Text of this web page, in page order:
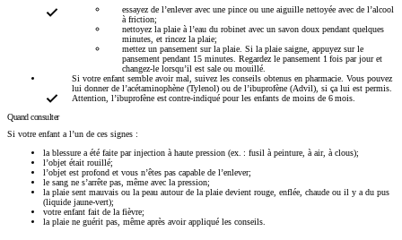
essayez de l’enlever avec une pince ou une aiguille nettoyée avec de l’alcool
à friction;
nettoyez la plaie à l’eau du robinet avec un savon doux pendant quelques
minutes, et rincez la plaie;
mettez un pansement sur la plaie. Si la plaie saigne, appuyez sur le
pansement pendant 15 minutes. Regardez le pansement 1 fois par jour et
changez-le lorsqu’il est sale ou mouillé.
Si votre enfant semble avoir mal, suivez les conseils obtenus en pharmacie. Vous pouvez
lui donner de l’acétaminophène (Tylenol) ou de l’ibuprofène (Advil), si ça lui est permis.
Attention, l’ibuprofène est contre-indiqué pour les enfants de moins de 6 mois.
Quand consulter
Si votre enfant a l’un de ces signes :
la blessure a été faite par injection à haute pression (ex. : fusil à peinture, à air, à clous);
l’objet était rouillé;
l’objet est profond et vous n’êtes pas capable de l’enlever;
le sang ne s’arrête pas, même avec la pression;
la plaie sent mauvais ou la peau autour de la plaie devient rouge, enflée, chaude ou il y a du pus
(liquide jaune-vert);
votre enfant fait de la fièvre;
la plaie ne guérit pas, même après avoir appliqué les conseils.